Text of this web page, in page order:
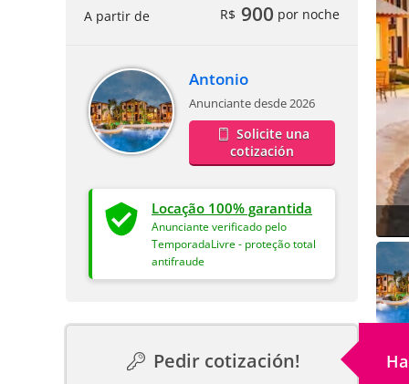
A partir de R$ 900 por noche
Antonio
Anunciante desde 2026
Solicite una
cotización
Locação 100% garantida
Anunciante verificado pelo
TemporadaLivre - proteção total
antifraude
Pedir cotización!